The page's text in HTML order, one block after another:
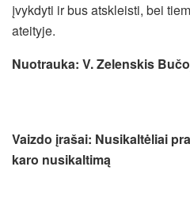
įvykdyti ir bus atskleisti, bei
ateityje.
Nuotrauka: V. Zelenskis
Vaizdo įrašai: Nusikaltėliai
karo nusikaltimą